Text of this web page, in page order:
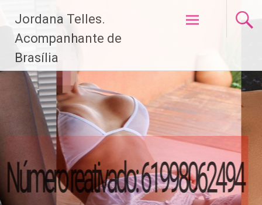
paraJordana Telles.
Acompanhante de
Brasília